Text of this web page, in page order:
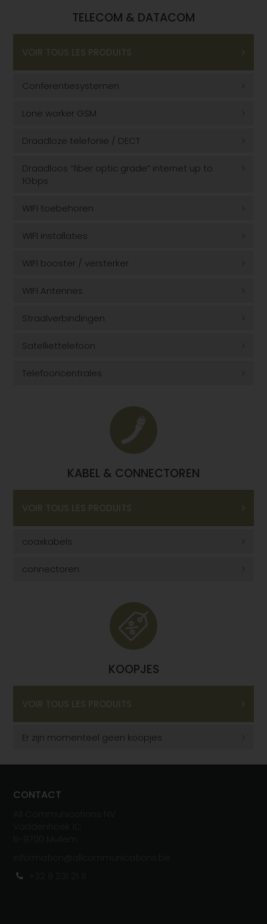
TELECOM & DATACOM
VOIR TOUS LES PRODUITS
Conferentiesystemen
Lone worker GSM
Draadloze telefonie / DECT
Draadloos “fiber optic grade” internet up to
1Gbps
WIFI toebehoren
WIFI installaties
WIFI booster / versterker
WIFI Antennes
Straalverbindingen
Satelliettelefoon
Telefooncentrales
KABEL & CONNECTOREN
VOIR TOUS LES PRODUITS
coaxkabels
connectoren
KOOPJES
VOIR TOUS LES PRODUITS
Er zijn momenteel geen koopjes
CONTACT